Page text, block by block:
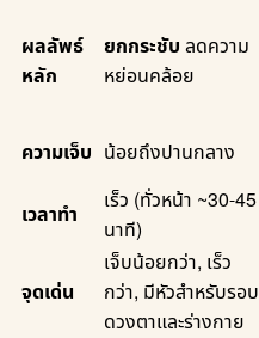
ผลลัพธ์
หลัก
ยกกระชับ ลดความ
หย่อนคล้อย
ความเจ็บ น้อยถึงปานกลาง
เวลาทำ
เร็ว (ทั่วหน้า ~30-45
นาที)
จุดเด่น
เจ็บน้อยกว่า, เร็ว
กว่า, มีหัวสำหรับรอบ
ดวงตาและร่างกาย